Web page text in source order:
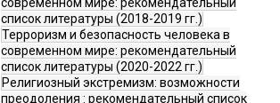
современном мире: рекомендательный
список литературы (2018-2019 гг.)
Терроризм и безопасность человека в
современном мире: рекомендательный
список литературы (2020-2022 гг.)
Религиозный экстремизм: возможности
преодоления : рекомендательный список